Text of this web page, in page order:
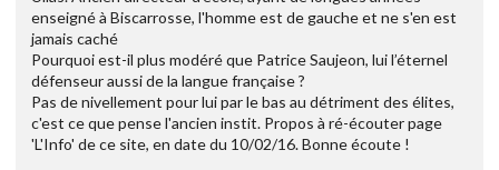
enseigné à Biscarrosse, l'homme est de gauche et ne s'en est
jamais caché
Pourquoi est-il plus modéré que Patrice Saujeon, lui l’éternel
défenseur aussi de la langue française ?
Pas de nivellement pour lui par le bas au détriment des élites,
c'est ce que pense l'ancien instit. Propos à ré-écouter page
'L'Info' de ce site, en date du 10/02/16. Bonne écoute !